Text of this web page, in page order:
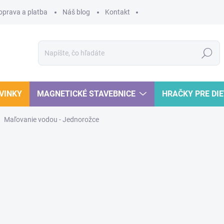
a platba Náš blog Kontakt
Hľadať
MAGNETICKÉ STAVEBNICE HRAČKY PRE
Maľovanie vodou - Jednorožce